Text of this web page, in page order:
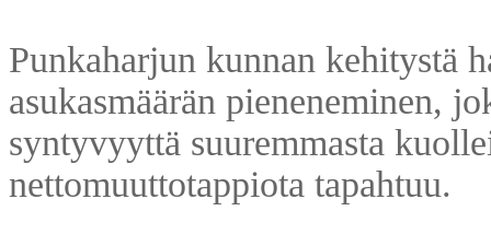
Punkaharjun kunnan kehitystä
asukasmäärän pieneneminen,
syntyvyyttä suuremmasta
nettomuuttotappiota tapahtuu.